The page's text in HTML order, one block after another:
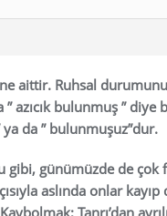
aittir. Ruhsal
” azıcık bulunmuş ”
da ” bulunmuşuz”dur.
günümüzde de çok
aslında onlar kayıp
Tanrı’dan